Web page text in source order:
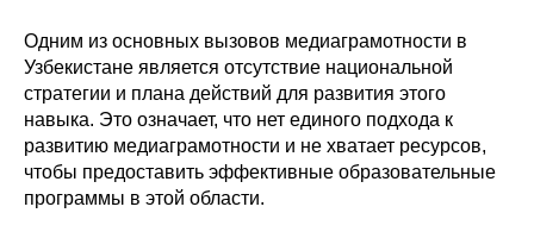
Одним из основных вызовов медиаграмотности в
Узбекистане является отсутствие национальной
стратегии и плана действий для развития этого
навыка. Это означает, что нет единого подхода к
развитию медиаграмотности и не хватает ресурсов,
чтобы предоставить эффективные образовательные
программы в этой области.